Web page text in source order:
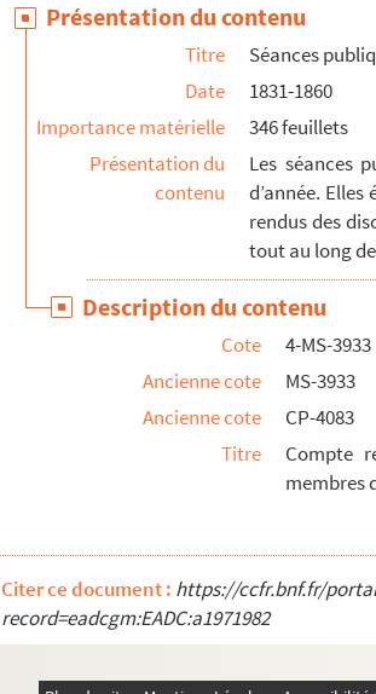
Présentation du contenu
Titre
Séances
Date
1831-1860
Importance matérielle
346 feuillets
Présentation du
contenu
Les séances
d’année.
rendus des
tout au long
Description du contenu
Cote
4-MS-3933
Ancienne cote
MS-3933
Ancienne cote
CP-4083
Titre
Compte
membres
Citer ce document : https://ccfr.bnf.fr/
record=eadcgm:EADC:a1971982